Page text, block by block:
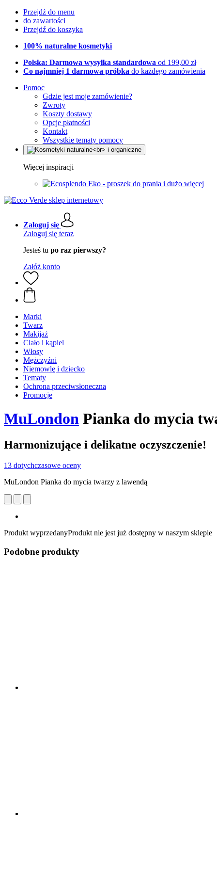
Przejdź do menu
do zawartości
Przejdź do koszyka
100% naturalne kosmetyki
Polska: Darmowa wysyłka standardowa od 199,00 zł
Co najmniej 1 darmowa próbka do każdego zamówienia
Pomoc
Gdzie jest moje zamówienie?
Zwroty
Koszty dostawy
Opcje płatności
Kontakt
Wszystkie tematy pomocy
Więcej inspiracji
Eko - proszek do prania i dużo więcej
Zaloguj się
Zaloguj się teraz
Jesteś tu po raz pierwszy?
Załóż konto
Marki
Twarz
Makijaż
Ciało i kąpiel
Włosy
Mężczyźni
Niemowlę i dziecko
Tematy
Ochrona przeciwsłoneczna
Promocje
MuLondon Pianka do mycia
Harmonizujące i delikatne oczyszczenie!
13 dotychczasowe oceny
MuLondon Pianka do mycia twarzy z lawendą
Produkt wyprzedanyProdukt nie jest już dostępny w naszym sklepie
Podobne produkty